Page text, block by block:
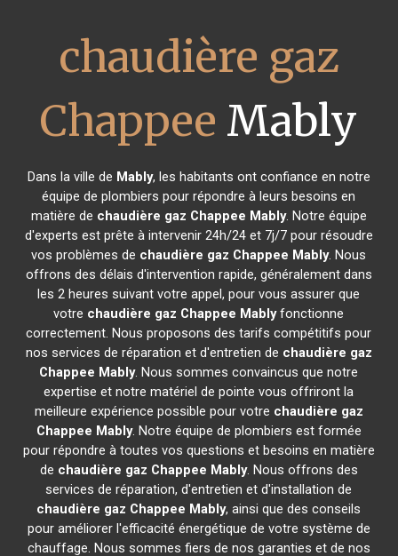
chaudière gaz
Chappee Mably
Dans la ville de Mably, les habitants ont confiance en notre
équipe de plombiers pour répondre à leurs besoins en
matière de chaudière gaz Chappee Mably. Notre équipe
d'experts est prête à intervenir 24h/24 et 7j/7 pour résoudre
vos problèmes de chaudière gaz Chappee Mably. Nous
offrons des délais d'intervention rapide, généralement dans
les 2 heures suivant votre appel, pour vous assurer que
votre chaudière gaz Chappee Mablyfonctionne
correctement. Nous proposons des tarifs compétitifs pour
nos services de réparation et d'entretien de chaudière gaz
Chappee Mably. Nous sommes convaincus que notre
expertise et notre matériel de pointe vous offriront la
meilleure expérience possible pour votre chaudière gaz
Chappee Mably. Notre équipe de plombiers est formée
pour répondre à toutes vos questions et besoins en matière
de chaudière gaz Chappee Mably. Nous offrons des
services de réparation, d'entretien et d'installation de
chaudière gaz Chappee Mably, ainsi que des conseils
pour améliorer l'efficacité énergétique de votre système de
chauffage. Nous sommes fiers de nos garanties et de nos